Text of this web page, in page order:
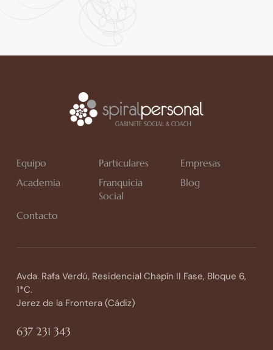
Equipo Particulares
Empresas
Academia
Franquicia
Social
Blog
Contacto
Avda. Rafa Verdú, Residencial Chapín II Fase, Bloque 6,
1*C.
Jerez de la Frontera (Cádiz)
637 231 343